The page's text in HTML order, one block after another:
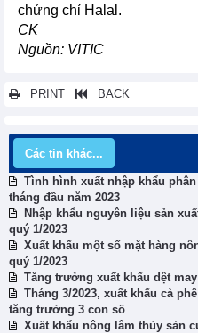
chứng chỉ Halal.
CK
Nguồn: VITIC
PRINT BACK
Các tin khác...
Tình hình xuất nhập khẩu
tháng đầu năm 2023
Nhập khẩu nguyên liệu sản
quý 1/2023
Xuất khẩu một số mặt hàng
quý 1/2023
Tăng trưởng xuất khẩu dệt
Tháng 3/2023, xuất khẩu cà
tăng trưởng 3 con số
Xuất khẩu nông lâm thủy sản